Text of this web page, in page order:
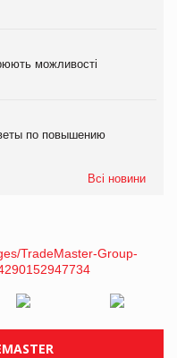
можливості
по повышению
Всі новини